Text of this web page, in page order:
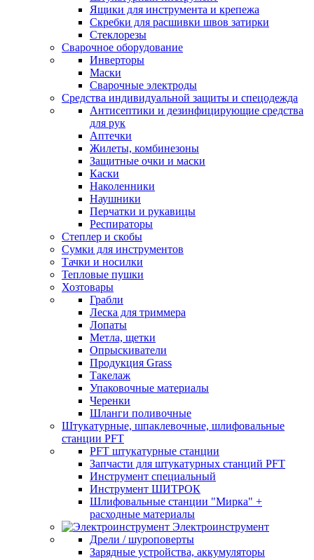
Ящики для инструмента и крепежа
Скребки для расшивки швов затирки
Стеклорезы
Сварочное оборудование
Инверторы
Маски
Сварочные электроды
Средства индивидуальной защиты и спецодежда
Антисептики и дезинфицирующие средства
для рук
Аптечки
Жилеты, комбинезоны
Защитные очки и маски
Каски
Наколенники
Наушники
Перчатки и рукавицы
Респираторы
Степлер и скобы
Сумки для инструментов
Тачки и носилки
Тепловые пушки
Хозтовары
Грабли
Леска для триммера
Лопаты
Метла, щетки
Опрыскиватели
Продукция Grass
Такелаж
Упаковочные материалы
Черенки
Шланги поливочные
Штукатурные, шпаклевочные, шлифовальные
станции PFT
PFT штукатурные станции
Запчасти для штукатурных станций PFT
Инструмент специальный
Инструмент ШИТРОК
Шлифовальные станции "Мирка" +
расходные материалы
Электроинструмент
Дрели / шуроповерты
Зарядные устройства, аккумуляторы